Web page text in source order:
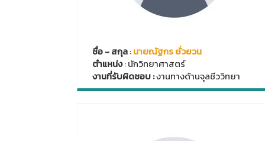
ชื่อ - สกุล:นายณัฐกร ยั่วยวน
ตำแหน่ง: นักวิทยาศาสตร์
งานที่รับผิดชอบ :งานทางด้านจุลชีววิทยา